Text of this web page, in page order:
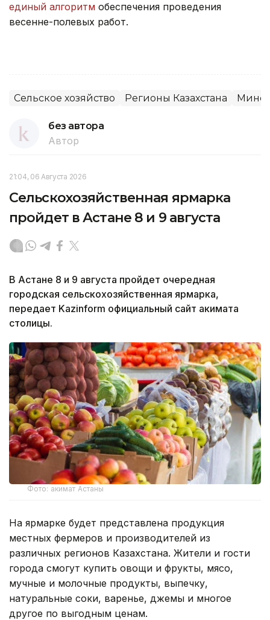
единый алгоритм обеспечения проведения
весенне-полевых работ.
Сельское хозяйство Регионы Казахстана
без автора
Автор
21:04, 06 Августа 2026
Сельскохозяйственная ярмарка
пройдет в Астане 8 и 9 августа
В Астане 8 и 9 августа пройдет очередная
городская сельскохозяйственная ярмарка,
передает Kazinform официальный сайт акимата
столицы.
Фото: акимат Астаны
На ярмарке будет представлена продукция
местных фермеров и производителей из
различных регионов Казахстана. Жители и гости
города смогут купить овощи и фрукты, мясо,
мучные и молочные продукты, выпечку,
натуральные соки, варенье, джемы и многое
другое по выгодным ценам.